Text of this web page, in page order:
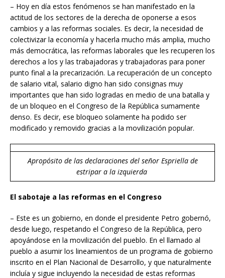
– Hoy en día estos fenómenos se han manifestado en la
actitud de los sectores de la derecha de oponerse a esos
cambios y a las reformas sociales. Es decir, la necesidad de
colectivizar la economía y hacerla mucho más amplia, mucho
más democrática, las reformas laborales que les recuperen los
derechos a los y las trabajadoras y trabajadoras para poner
punto final a la precarización. La recuperación de un concepto
de salario vital, salario digno han sido consignas muy
importantes que han sido logradas en medio de una batalla y
de un bloqueo en el Congreso de la República sumamente
denso. Es decir, ese bloqueo solamente ha podido ser
modificado y removido gracias a la movilización popular.
Apropósito de las declaraciones del señor Espriella de
estripar a la izquierda
El sabotaje a las reformas en el Congreso
– Este es un gobierno, en donde el presidente Petro gobernó,
desde luego, respetando el Congreso de la República, pero
apoyándose en la movilización del pueblo. En el llamado al
pueblo a asumir los lineamientos de un programa de gobierno
inscrito en el Plan Nacional de Desarrollo, y que naturalmente
incluía y sigue incluyendo la necesidad de estas reformas